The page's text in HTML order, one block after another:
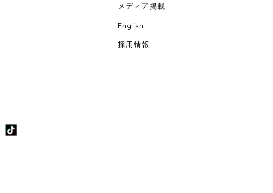
メディア掲載
English
採用情報